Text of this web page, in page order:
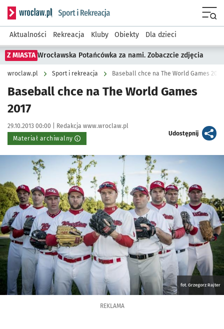
Serwis informacyjny wroclaw.pl podserwis: Sport i rekreacja
Aktualności Rekreacja Kluby Obiekty Dla dzieci
Z MIASTA Wrocławska Potańcówka za nami. Zobaczcie zdjęcia
wroclaw.pl Sport i rekreacja Baseball chce na The World Games 2017
Baseball chce na The World Games
2017
Data publikacji:
29.10.2013 00:00 | Autor:
Redakcja www.wroclaw.pl
Materiał archiwalny
Udostępnijartykuł
Kliknij, aby powiększyć
fot. Grzegorz Rajter
REKLAMA